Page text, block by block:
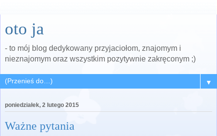
oto ja
- to mój blog dedykowany przyjaciołom, znajomym i
nieznajomym oraz wszystkim pozytywnie zakręconym ;)
▼
poniedziałek, 2 lutego 2015
Ważne pytania